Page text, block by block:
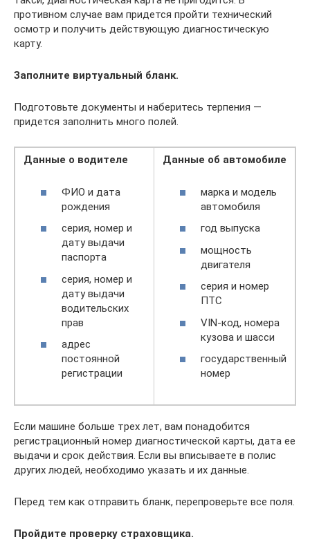
противном случае вам придется пройти технический
осмотр и получить действующую диагностическую
карту.
Заполните виртуальный бланк.
Подготовьте документы и наберитесь терпения —
придется заполнить много полей.
Данные о водителе
ФИО и дата
рождения
серия, номер и
дату выдачи
паспорта
серия, номер и
дату выдачи
водительских
прав
адрес
постоянной
регистрации
Данные об автомобиле
марка и модель
автомобиля
год выпуска
мощность
двигателя
серия и номер
ПТС
VIN-код, номера
кузова и шасси
государственный
номер
Если машине больше трех лет, вам понадобится
регистрационный номер диагностической карты, дата ее
выдачи и срок действия. Если вы вписываете в полис
других людей, необходимо указать и их данные.
Перед тем как отправить бланк, перепроверьте все поля.
Пройдите проверку страховщика.